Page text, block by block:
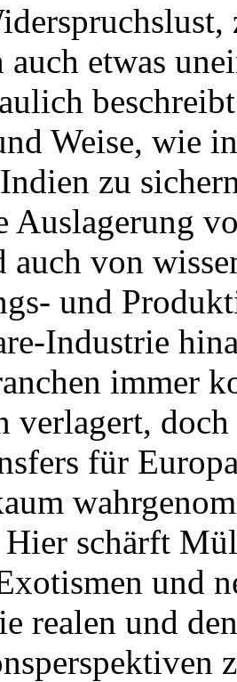
auch etwas
Weise, wie
zu
Auslagerung
auch von
und
Industrie
immer
verlagert,
für
schärft
und
realen und